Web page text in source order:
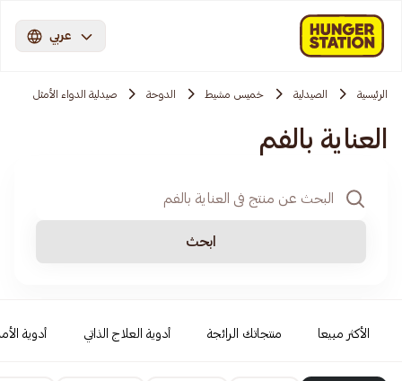
عربي
الرئيسية الصيدلية خميس مشيط الدوحة صيدلية الدواء الأمثل
العناية بالفم
ابحث
الأكثر مبيعا منتجاتك الرائجة أدوية العلاج الذاتي أدوية